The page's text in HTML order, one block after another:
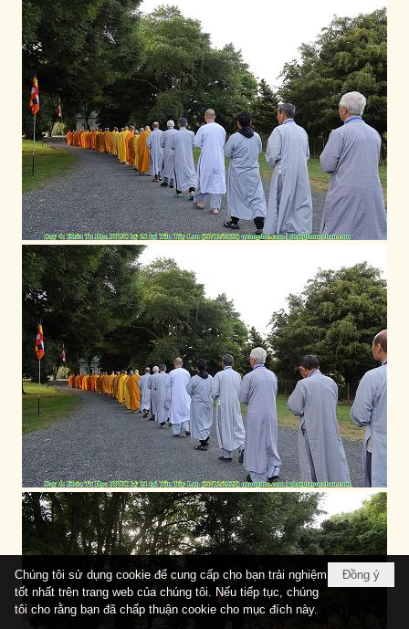
Đồng ý
Chúng tôi sử dụng cookie để cung cấp cho bạn trải nghiệm
tốt nhất trên trang web của chúng tôi. Nếu tiếp tục, chúng
tôi cho rằng bạn đã chấp thuận cookie cho mục đích này.